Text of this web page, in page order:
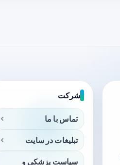
شرکت
تماس با ما
تبلیغات در سایت
سیاست پزشکی و